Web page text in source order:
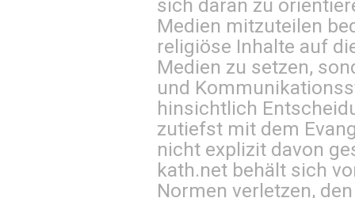
sich daran zu
Medien mitzuteilen
religiöse Inhalte auf
Medien zu setzen,
und
hinsichtlich
zutiefst mit dem
nicht explizit davon
kath.net behält sich
Normen verletzen,